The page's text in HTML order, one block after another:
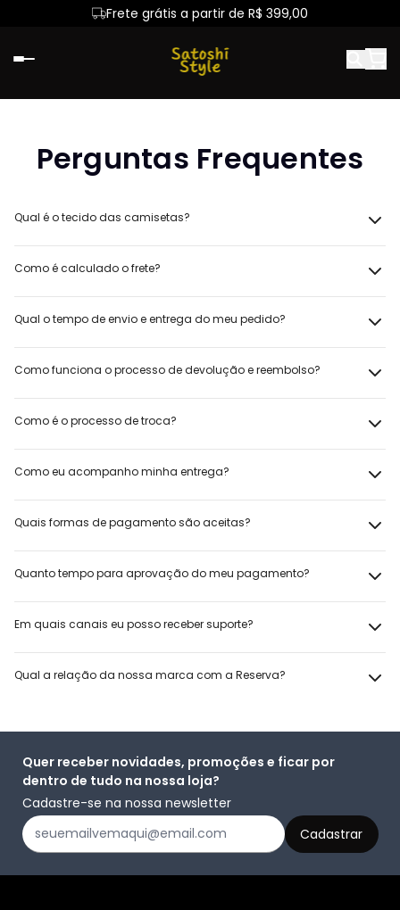
Frete grátis a partir de R$ 399,00
Perguntas Frequentes
Qual é o tecido das camisetas?
Como é calculado o frete?
Qual o tempo de envio e entrega do meu pedido?
Como funciona o processo de devolução e reembolso?
Como é o processo de troca?
Como eu acompanho minha entrega?
Quais formas de pagamento são aceitas?
Quanto tempo para aprovação do meu pagamento?
Em quais canais eu posso receber suporte?
Qual a relação da nossa marca com a Reserva?
Quer receber novidades, promoções e ficar por
dentro de tudo na nossa loja?
Cadastre-se na nossa newsletter